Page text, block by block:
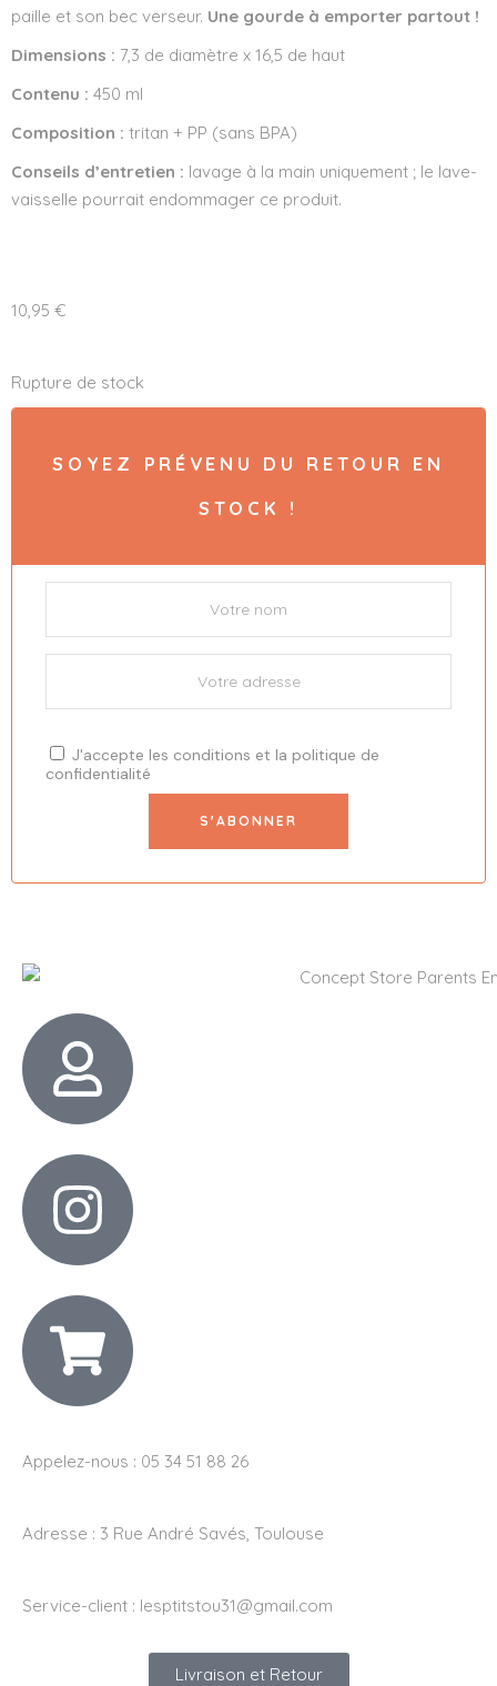
paille et son bec verseur. Une gourde à emporter partout !
Dimensions : 7,3 de diamètre x 16,5 de haut
Contenu : 450 ml
Composition : tritan + PP (sans BPA)
Conseils d’entretien : lavage à la main uniquement ; le lave-
vaisselle pourrait endommager ce produit.
10,95 €
Rupture de stock
SOYEZ PRÉVENU DU RETOUR EN
STOCK !
J'accepte les conditions et la politique de
confidentialité
Appelez-nous : 05 34 51 88 26
Adresse : 3 Rue André Savés, Toulouse
Service-client : lesptitstou31@gmail.com
Livraison et Retour